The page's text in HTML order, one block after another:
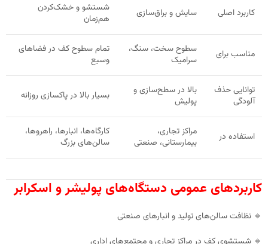
کاربرد اصلی سایش و براق‌سازی
شستشو و خشک‌کردن
هم‌زمان
مناسب برای
سطوح سخت، سنگ،
سرامیک
تمام سطوح کف در فضاهای
وسیع
توانایی حذف
آلودگی
بالا در سطح‌سازی و
پولیش
بسیار بالا در پاکسازی روزانه
استفاده در
مراکز تجاری،
بیمارستانی، صنعتی
کارگاه‌ها، انبارها، راهروها،
سالن‌های بزرگ
کاربردهای عمومی دستگاه‌های پولیشر و اسکرابر
🔹 نظافت سالن‌های تولید و انبارهای صنعتی